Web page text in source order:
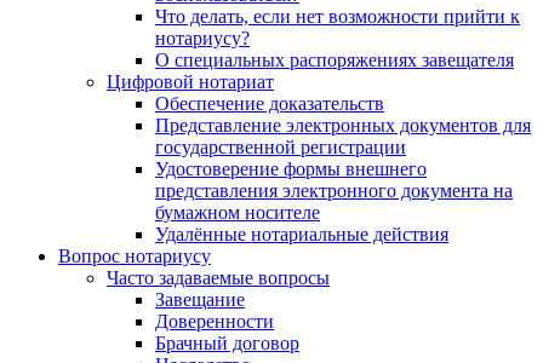
Что делать, если нет возможности прийти к
нотариусу?
О специальных распоряжениях завещателя
Цифровой нотариат
Обеспечение доказательств
Представление электронных документов для
государственной регистрации
Удостоверение формы внешнего
представления электронного документа на
бумажном носителе
Удалённые нотариальные действия
Вопрос нотариусу
Часто задаваемые вопросы
Завещание
Доверенности
Брачный договор